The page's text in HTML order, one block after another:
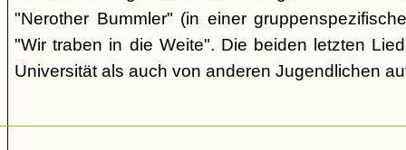
"Nerother Bummler" (in einer
"Wir traben in die Weite". Die beiden letzten
Universität als auch von anderen Jugendlichen